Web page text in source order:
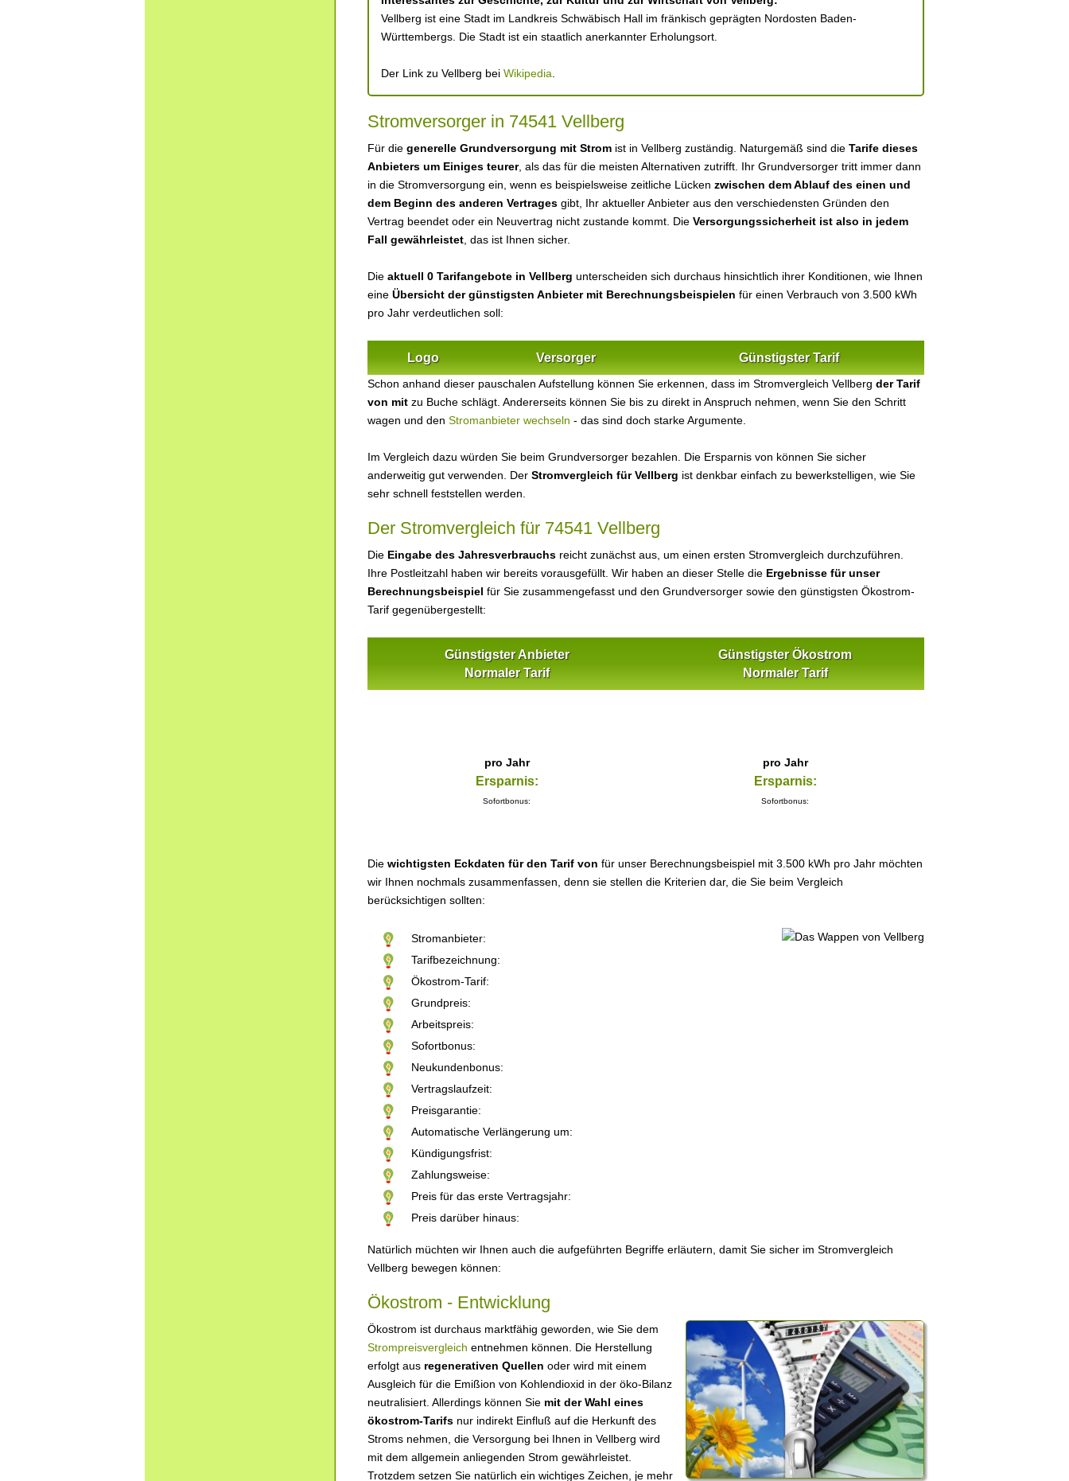
Vellberg ist eine Stadt im Landkreis Schwäbisch Hall im fränkisch geprägten Nordosten Baden-
Württembergs. Die Stadt ist ein staatlich anerkannter Erholungsort.
Der Link zu Vellberg bei Wikipedia
Stromversorger in 74541 Vellberg
Für die generelle Grundversorgung mit Strom ist in Vellberg zuständig. Naturgemäß sind die Tarife dieses
Anbieters um Einiges teurer, als das für die meisten Alternativen zutrifft. Ihr Grundversorger tritt immer dann
in die Stromversorgung ein, wenn es beispielsweise zeitliche Lücken zwischen dem Ablauf des einen und
dem Beginn des anderen Vertrages gibt, Ihr aktueller Anbieter aus den verschiedensten Gründen den
Vertrag beendet oder ein Neuvertrag nicht zustande kommt. Die Versorgungssicherheit ist also in jedem
Fall gewährleistet , das ist Ihnen sicher.
Die aktuell 0 Tarifangebote in Vellberg unterscheiden sich durchaus hinsichtlich ihrer Konditionen, wie Ihnen
eine Übersicht der günstigsten Anbieter mit Berechnungsbeispielen für einen Verbrauch von 3.500 kWh
pro Jahr verdeutlichen soll:
Logo Versorger Günstigster Tarif
Schon anhand dieser pauschalen Aufstellung können Sie erkennen, dass im Stromvergleich Vellberg der Tarif
von mit zu Buche schlägt. Andererseits können Sie bis zu direkt in Anspruch nehmen, wenn Sie den Schritt
wagen und den Stromanbieter wechseln - das sind doch starke Argumente.
Im Vergleich dazu würden Sie beim Grundversorger bezahlen. Die Ersparnis von können Sie sicher
anderweitig gut verwenden. Der Stromvergleich für Vellberg ist denkbar einfach zu bewerkstelligen, wie Sie
sehr schnell feststellen werden.
Der Stromvergleich für 74541 Vellberg
Die Eingabe des Jahresverbrauchs reicht zunächst aus, um einen ersten Stromvergleich durchzuführen.
Ihre Postleitzahl haben wir bereits vorausgefüllt. Wir haben an dieser Stelle die Ergebnisse für unser
Berechnungsbeispiel für Sie zusammengefasst und den Grundversorger sowie den günstigsten Ökostrom-
Tarif gegenübergestellt:
Günstigster Anbieter
Normaler Tarif
Günstigster Ökostrom
Normaler Tarif
pro Jahr
Ersparnis:
Sofortbonus:
pro Jahr
Ersparnis:
Sofortbonus:
Die wichtigsten Eckdaten für den Tarif von für unser Berechnungsbeispiel mit 3.500 kWh pro Jahr möchten
wir Ihnen nochmals zusammenfassen, denn sie stellen die Kriterien dar, die Sie beim Vergleich
berücksichtigen sollten:
Stromanbieter:
Tarifbezeichnung:
Ökostrom-Tarif:
Grundpreis:
Arbeitspreis:
Sofortbonus:
Neukundenbonus:
Vertragslaufzeit:
Preisgarantie:
Automatische Verlängerung um:
Kündigungsfrist:
Zahlungsweise:
Preis für das erste Vertragsjahr:
Preis darüber hinaus:
Natürlich müchten wir Ihnen auch die aufgeführten Begriffe erläutern, damit Sie sicher im Stromvergleich
Vellberg bewegen können:
Ökostrom - Entwicklung
Ökostrom ist durchaus marktfähig geworden, wie Sie dem
Strompreisvergleich entnehmen können. Die Herstellung
erfolgt aus regenerativen Quellen oder wird mit einem
Ausgleich für die Emißion von Kohlendioxid in der öko-Bilanz
neutralisiert. Allerdings können Sie mit der Wahl eines
ökostrom-Tarifs nur indirekt Einfluß auf die Herkunft des
Stroms nehmen, die Versorgung bei Ihnen in Vellberg wird
mit dem allgemein anliegenden Strom gewährleistet.
Trotzdem setzen Sie natürlich ein wichtiges Zeichen, je mehr